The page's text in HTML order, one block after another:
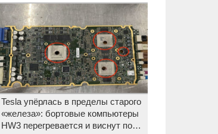
Tesla упёрлась в пределы старого
«железа»: бортовые компьютеры
HW3 перегревается и виснут под